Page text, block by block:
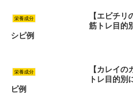
栄養成分
【エビチリ
筋トレ目的
シピ例
栄養成分
【カレイ
トレ目的別
ピ例